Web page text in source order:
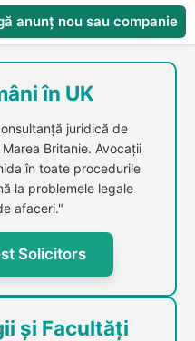
anunț nou sau companie
CompaniesS
în UK
juridică de
Britanie. Avocații
în toate procedurile
la problemele legale
afaceri."
Solicitors
și Facultăți